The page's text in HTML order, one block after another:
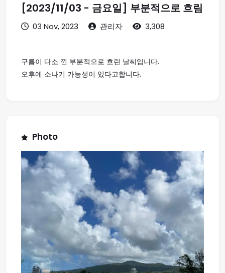
[2023/11/03 - 금요일] 부분적으로 흐림
03 Nov, 2023 관리자 3,308
구름이 다소 낀 부분적으로 흐린 날씨입니다.
오후에 소나기 가능성이 있다고합니다.
Photo